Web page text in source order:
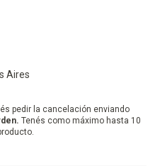
Aires
pedir la cancelación enviando
Tenés como máximo hasta 10